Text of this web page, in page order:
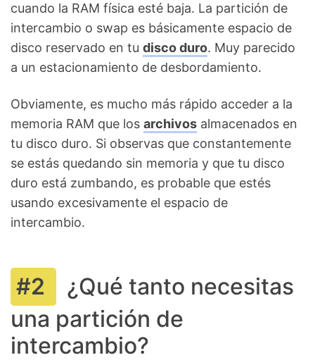
cuando la RAM física esté baja. La partición de
intercambio o swap es básicamente espacio de
disco reservado en tu disco duro. Muy parecido
a un estacionamiento de desbordamiento.
Obviamente, es mucho más rápido acceder a la
memoria RAM que los archivos almacenados en
tu disco duro. Si observas que constantemente
se estás quedando sin memoria y que tu disco
duro está zumbando, es probable que estés
usando excesivamente el espacio de
intercambio.
¿Qué tanto necesitas
una partición de
intercambio?